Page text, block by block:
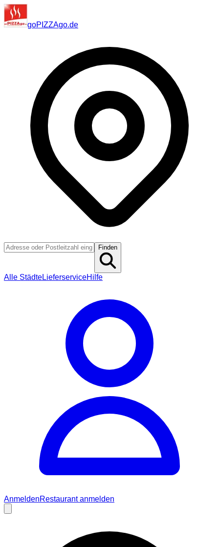
goPIZZAgo.de
Finden
Alle StädteLieferserviceHilfe
AnmeldenRestaurant anmelden